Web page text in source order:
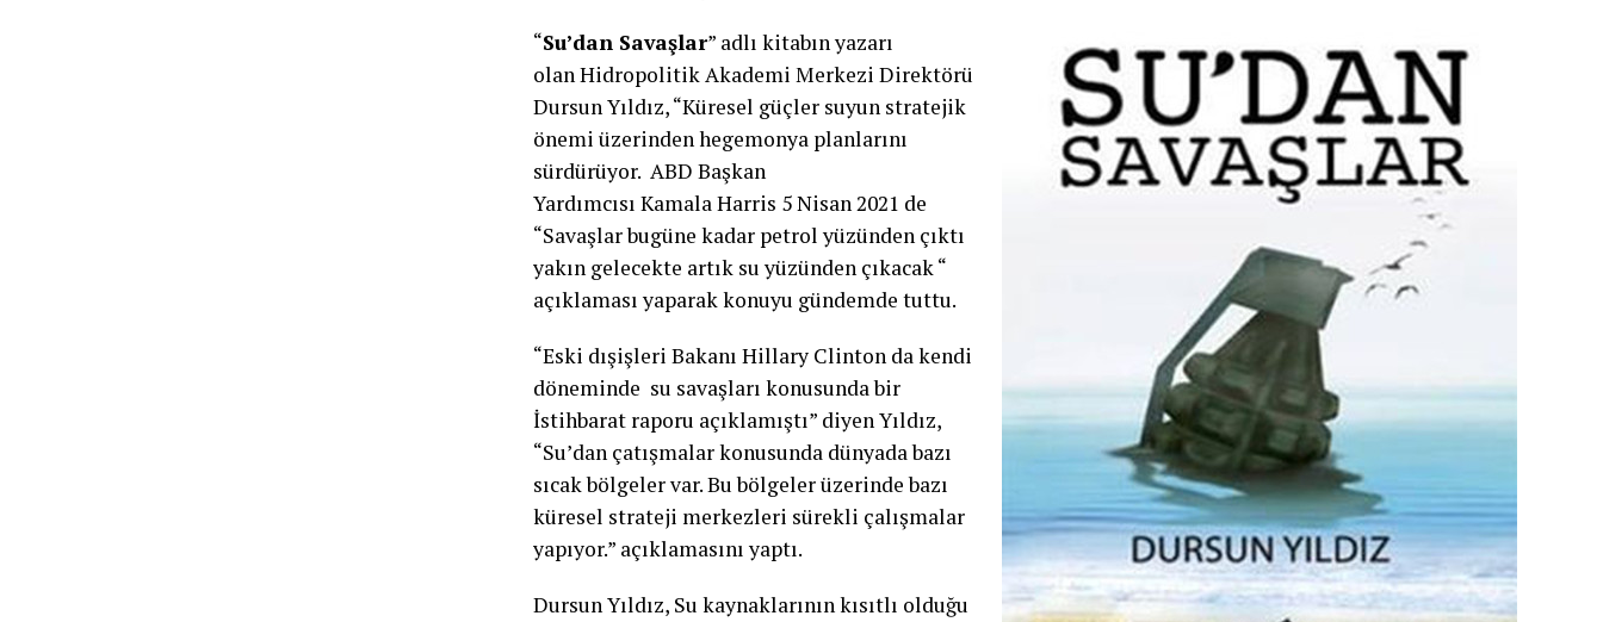
“Su’dan Savaşlar” adlı kitabın yazarı
olan Hidropolitik Akademi Merkezi Direktörü
Dursun Yıldız, “Küresel güçler suyun stratejik
önemi üzerinden hegemonya planlarını
sürdürüyor. ABD Başkan
Yardımcısı Kamala Harris 5 Nisan 2021 de
“Savaşlar bugüne kadar petrol yüzünden çıktı
yakın gelecekte artık su yüzünden çıkacak “
açıklaması yaparak konuyu gündemde tuttu.
“Eski dışişleri Bakanı Hillary Clinton da kendi
döneminde su savaşları konusunda bir
İstihbarat raporu açıklamıştı” diyen Yıldız,
“Su’dan çatışmalar konusunda dünyada bazı
sıcak bölgeler var. Bu bölgeler üzerinde bazı
küresel strateji merkezleri sürekli çalışmalar
yapıyor.” açıklamasını yaptı.
Dursun Yıldız, Su kaynaklarının kısıtlı olduğu